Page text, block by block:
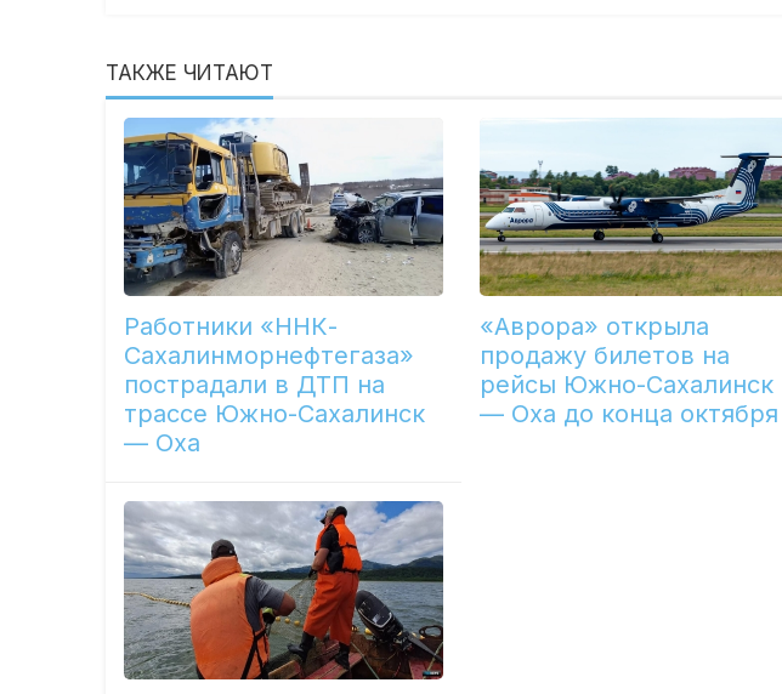
ТАКЖЕ ЧИТАЮТ
Работники «ННК-
Сахалинморнефтегаза»
пострадали в ДТП на
трассе Южно-Сахалинск
— Оха
«Аврора» открыла
продажу билетов на
рейсы Южно-Сахалинск
— Оха до конца октября